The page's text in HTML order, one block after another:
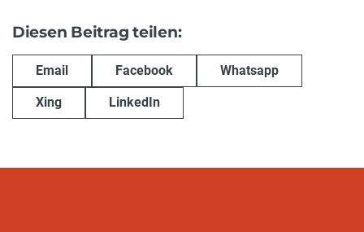
Diesen Beitrag teilen:
Email Facebook Whatsapp
Xing LinkedIn